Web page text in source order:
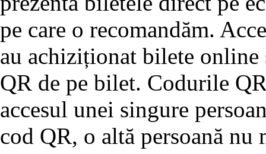
pe care o recomandăm.
au achiziționat bilete online
QR de pe bilet. Codurile
accesul unei singure
cod QR, o altă persoană nu